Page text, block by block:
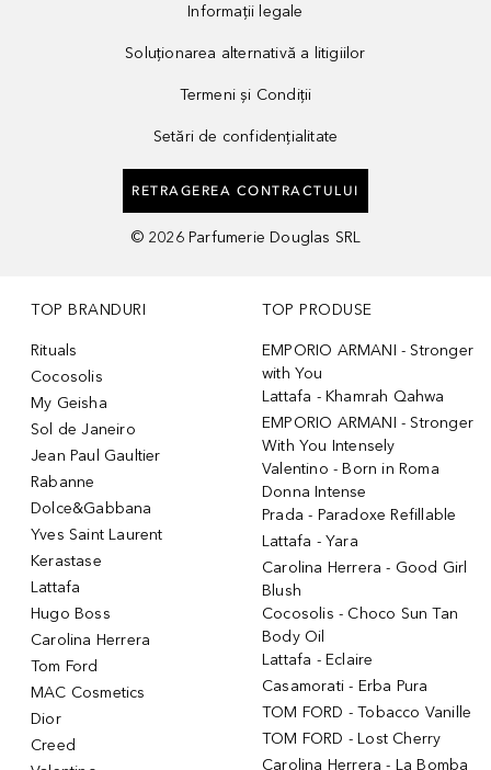
Informații legale
Soluționarea alternativă a litigiilor
Termeni și Condiții
Setări de confidențialitate
RETRAGEREA CONTRACTULUI
© 2026 Parfumerie Douglas SRL
TOP BRANDURI
Rituals
Cocosolis
My Geisha
Sol de Janeiro
Jean Paul Gaultier
Rabanne
Dolce&Gabbana
Yves Saint Laurent
Kerastase
Lattafa
Hugo Boss
Carolina Herrera
Tom Ford
MAC Cosmetics
Dior
Creed
TOP PRODUSE
EMPORIO ARMANI - Stronger
with You
Lattafa - Khamrah Qahwa
EMPORIO ARMANI - Stronger
With You Intensely
Valentino - Born in Roma
Donna Intense
Prada - Paradoxe Refillable
Lattafa - Yara
Carolina Herrera - Good Girl
Blush
Cocosolis - Choco Sun Tan
Body Oil
Lattafa - Eclaire
Casamorati - Erba Pura
TOM FORD - Tobacco Vanille
TOM FORD - Lost Cherry
Carolina Herrera - La Bomba